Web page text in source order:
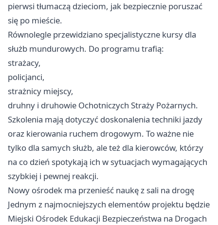
pierwsi tłumaczą dzieciom, jak bezpiecznie poruszać
się po mieście.
Równolegle przewidziano specjalistyczne kursy dla
służb mundurowych. Do programu trafią:
strażacy,
policjanci,
strażnicy miejscy,
druhny i druhowie Ochotniczych Straży Pożarnych.
Szkolenia mają dotyczyć doskonalenia techniki jazdy
oraz kierowania ruchem drogowym. To ważne nie
tylko dla samych służb, ale też dla kierowców, którzy
na co dzień spotykają ich w sytuacjach wymagających
szybkiej i pewnej reakcji.
Nowy ośrodek ma przenieść naukę z sali na drogę
Jednym z najmocniejszych elementów projektu będzie
Miejski Ośrodek Edukacji Bezpieczeństwa na Drogach